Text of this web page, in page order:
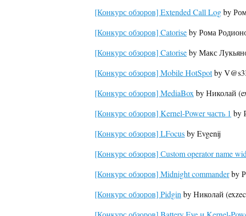
[Конкурс обзоров] Extended Call Logby
[Конкурс обзоров] Catoriseby Рома
[Конкурс обзоров] Catoriseby Макс
[Конкурс обзоров] Mobile HotSpotby
[Конкурс обзоров] MediaBox by Николай
[Конкурс обзоров] Kernel-Power часть 1 by
[Конкурс обзоров] LFocusby Evgenij
[Конкурс обзоров] Сustom operator name
[Конкурс обзоров] Midnight commanderby
[Конкурс обзоров] Pidgin by Николай